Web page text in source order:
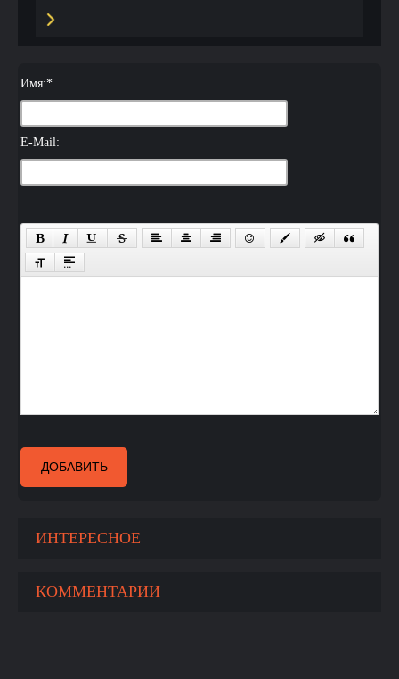
Имя:*
E-Mail:
ДОБАВИТЬ
ИНТЕРЕСНОЕ
КОММЕНТАРИИ